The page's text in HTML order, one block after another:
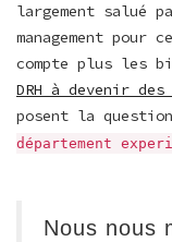
largement salué
management pour
compte plus les
DRH à devenir des
posent la
département
Nous nous